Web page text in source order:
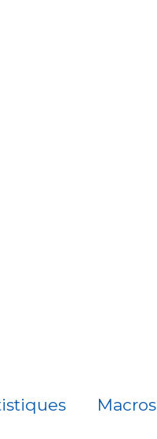
Macros